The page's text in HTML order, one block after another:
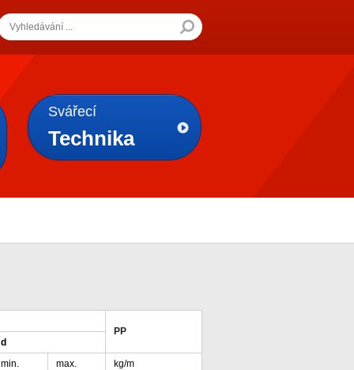
Svářecí
Technika
PP
d
min. max.
kg/m